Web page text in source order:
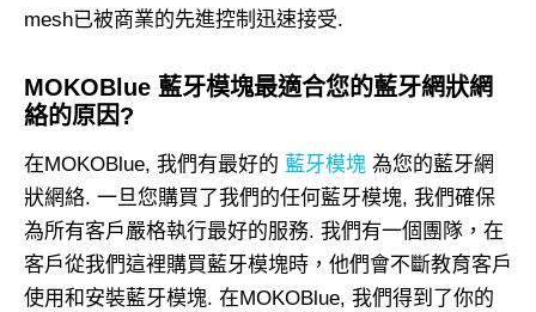
mesh已被商業的先進控制迅速接受.
MOKOBlue 藍牙模塊最適合您的藍牙網狀網
絡的原因?
在MOKOBlue, 我們有最好的 藍牙模塊 為您的藍牙網
狀網絡. 一旦您購買了我們的任何藍牙模塊, 我們確保
為所有客戶嚴格執行最好的服務. 我們有一個團隊，在
客戶從我們這裡購買藍牙模塊時，他們會不斷教育客戶
使用和安裝藍牙模塊. 在MOKOBlue, 我們得到了你的